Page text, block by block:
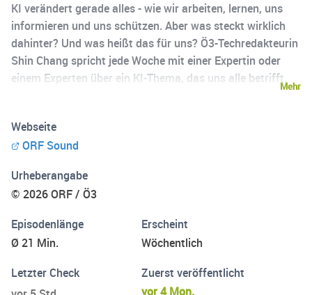
KI verändert gerade alles - wie wir arbeiten, lernen, uns
informieren und uns schützen. Aber was steckt wirklich
dahinter? Und was heißt das für uns? Ö3-Techredakteurin
Shin Chang spricht jede Woche mit einer Expertin oder
einem Experten über ein KI-Thema, das uns alle betrifft.
der Kunst - immer mit echten Fakten, konkreten Tipps und
ohne Technik-Blabla. Jeden Mittwoch gibt es eine neue
Mehr
Webseite
ORF Sound
Urheberangabe
© 2026 ORF / Ö3
Episodenlänge
Ø 21 Min.
Erscheint
Wöchentlich
Letzter Check
Zuerst veröffentlicht
vor 4 Mon.